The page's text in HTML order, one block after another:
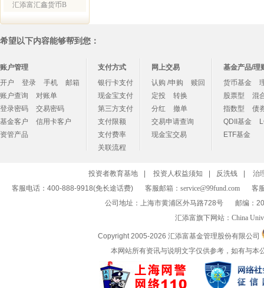
汇添富汇鑫货币B
希望以下内容能够帮到您：
账户管理
开户
登录 手机
邮箱
账户查询
对账单
登录密码
交易密码
基金客户
信用卡客户
资管产品
支付方式
银行卡支付
现金宝支付
第三方支付
支付限额
支付费率
关联流程
网上交易
认购 /申购
赎回
定投
转换
分红
撤单
交易申请查询
现金宝交易
基金产品/理
货币基金
股票型
混
指数型
债
QDII基金
ETF基金
投资者教育基地 投资人权益须知 反洗钱
治
客服电话：400-888-9918(免长途话费)
客服邮箱： service@99fund.com
客
公司地址：上海市黄浦区外马路728号
邮编：
汇添富旗下网站： China
Copyright 2005-2026 汇添富基金管理股份有限公司
本网站所有资讯与说明文字仅供参考，如有与本